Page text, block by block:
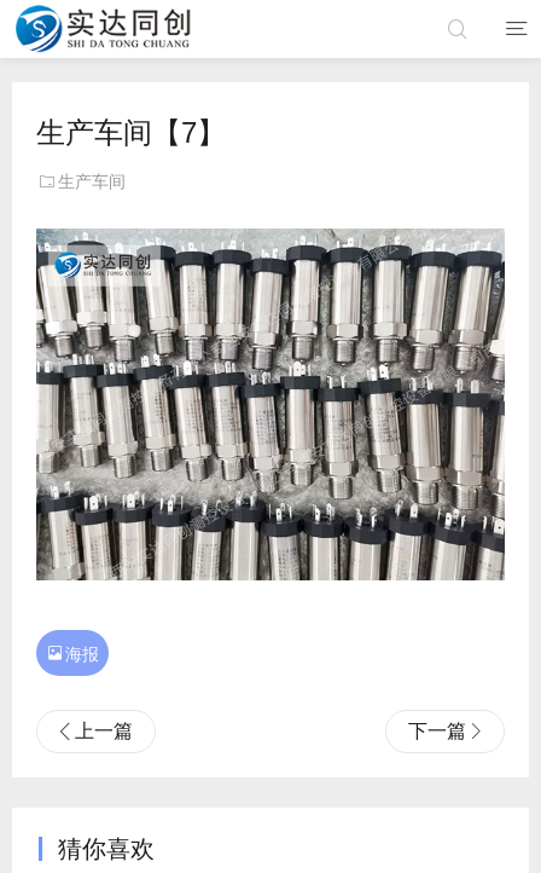
生产车间【7】
生产车间
海报
上一篇 下一篇
猜你喜欢